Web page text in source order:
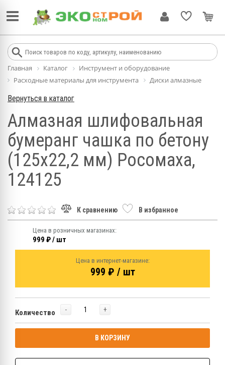
Главная Каталог
Инструмент и оборудование
Расходные материалы для инструмента
Диски алмазные
Вернуться в каталог
Алмазная шлифовальная
бумеранг чашка по бетону
(125х22,2 мм) Росомаха,
124125
К сравнению В избранное
Цена в розничных магазинах:
999 ₽ / шт
Цена в интернет-магазине:
999 ₽ / шт
Количество - +
В КОРЗИНУ